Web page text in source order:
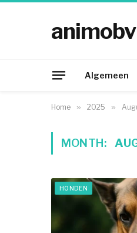
Algemeen
Home » 2025 »
MONTH:
HONDEN